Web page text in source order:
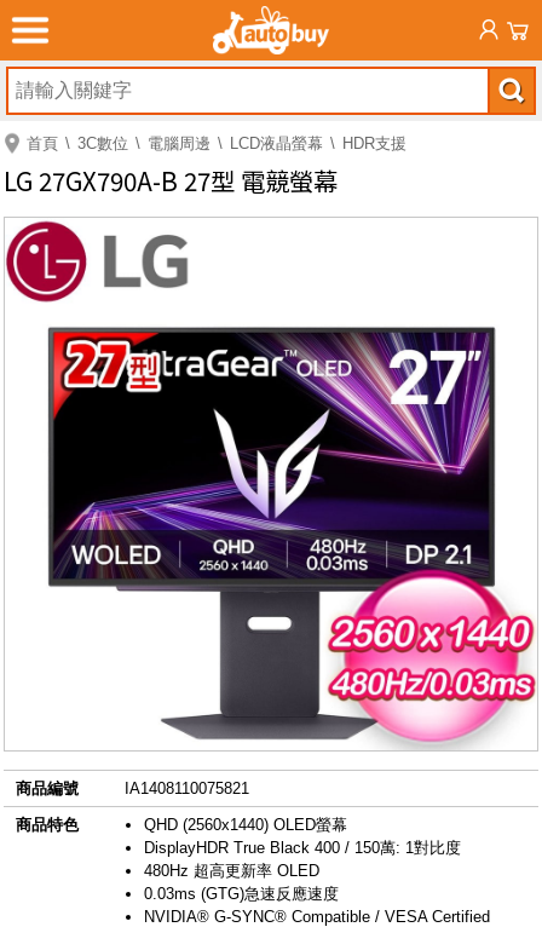
首頁 3C數位 電腦周邊 LCD液晶螢幕 HDR支援
LG 27GX790A-B 27型 電競螢幕
商品編號
IA1408110075821
商品特色
QHD (2560x1440) OLED螢幕
DisplayHDR True Black 400 / 150萬: 1對比度
480Hz 超高更新率 OLED
0.03ms (GTG)急速反應速度
NVIDIA® G-SYNC® Compatible / VESA Certified